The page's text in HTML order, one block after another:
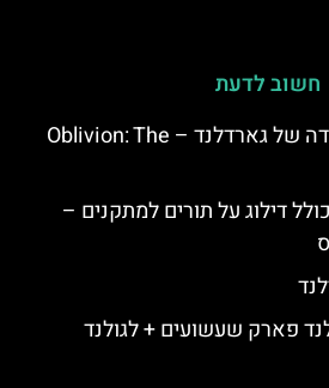
חשוב לדעת
רכבת ההרים המפחידה של גארדלנד – Oblivion: The
דילוג על תורים למתקנים –
פארק שעשועים + לגולנד